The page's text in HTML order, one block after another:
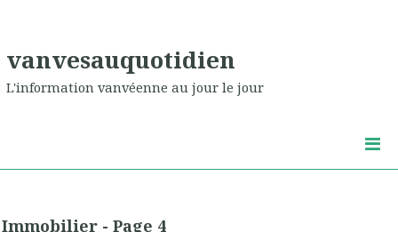
vanvesauquotidien
L'information vanvéenne au jour le jour
Immobilier - Page 4